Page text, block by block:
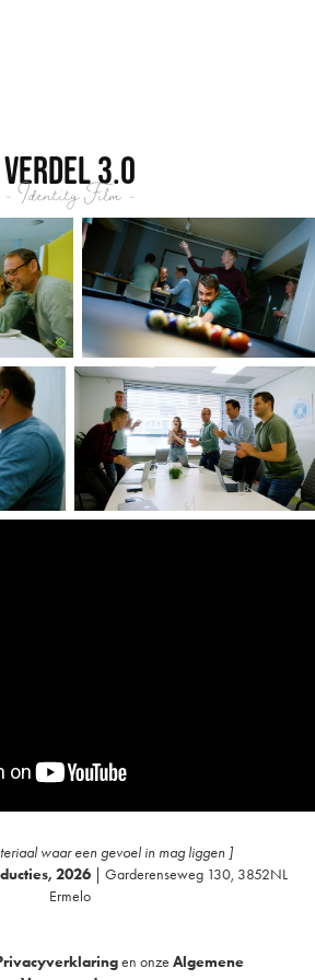
Verdel 3.0
- Identity Film -
waar een gevoel in mag liggen ]
2026
| Garderenseweg 130, 3852NL
Ermelo
en onze Algemene